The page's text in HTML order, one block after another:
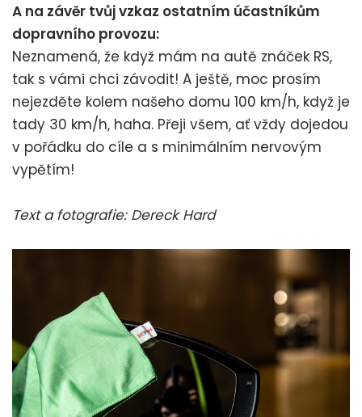
A na závěr tvůj vzkaz ostatním účastníkům
dopravního provozu:
Neznamená, že když mám na autě znáček RS,
tak s vámi chci závodit! A ještě, moc prosím
nejezděte kolem našeho domu 100 km/h, když je
tady 30 km/h, haha. Přeji všem, ať vždy dojedou
v pořádku do cíle a s minimálním nervovým
vypětím!
Text a fotografie: Dereck Hard